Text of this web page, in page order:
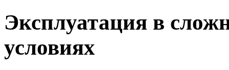
Эксплуатация в
условиях